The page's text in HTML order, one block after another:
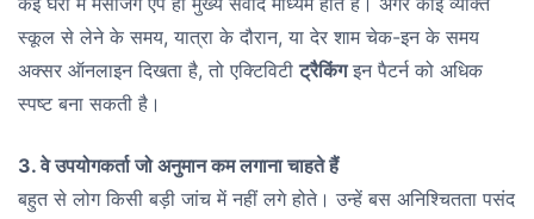
स्कूल से लेने के समय, यात्रा के दौरान, या देर शाम चेक-इन के समय
अक्सर ऑनलाइन दिखता है, तो एक्टिविटीट्रैकिंगइन पैटर्न को अधिक
स्पष्ट बना सकती है।
3. वे उपयोगकर्ता जो अनुमान कम लगाना चाहते हैं
बहुत से लोग किसी बड़ी जांच में नहीं लगे होते। उन्हें बस अनिश्चितता पसंद